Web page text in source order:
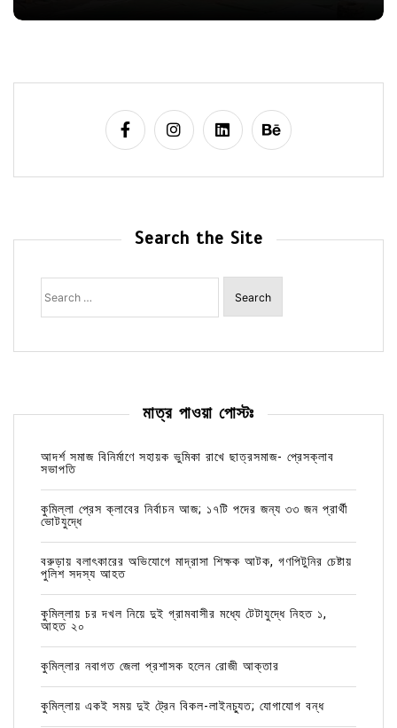
Search the Site
Search
for:
মাত্র পাওয়া পোস্টঃ
আদর্শ সমাজ বিনির্মাণে সহায়ক ভুমিকা রাখে ছাত্রসমাজ- প্রেসক্লাব
সভাপতি
কুমিল্লা প্রেস ক্লাবের নির্বাচন আজ; ১৭টি পদের জন্য ৩৩ জন প্রার্থী
ভোটযুদ্ধে
বরুড়ায় বলাৎকারের অভিযোগে মাদ্রাসা শিক্ষক আটক, গণপিটুনির চেষ্টায়
পুলিশ সদস্য আহত
কুমিল্লায় চর দখল নিয়ে দুই গ্রামবাসীর মধ্যে টেটাযুদ্ধে নিহত ১,
আহত ২০
কুমিল্লার নবাগত জেলা প্রশাসক হলেন রোজী আক্তার
কুমিল্লায় একই সময় দুই ট্রেন বিকল-লাইনচ্যুত; যোগাযোগ বন্ধ